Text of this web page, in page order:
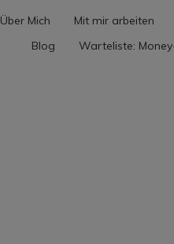
Über Mich
Mit mir arbeiten
Blog
Warteliste: